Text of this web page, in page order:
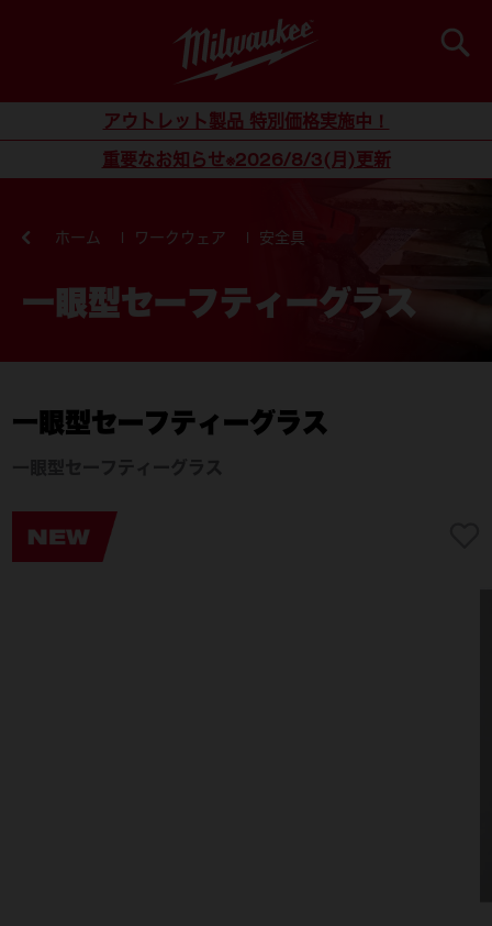
検索
コンテンツにスキップアウトレット製品 特別価格実施中！
重要なお知らせ※2026/8/3(月)更新
ホーム ワークウェア 安全具
一眼型セーフティーグラス
一眼型セーフティーグラス